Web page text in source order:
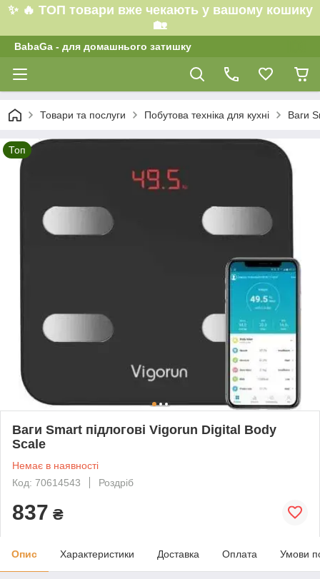
✨ 🔥 ТОП товари вже чекають у вашому кошику
🏡
BabaGa - для домашнього затишку
Товари та послуги Побутова техніка для кухні Ваги
Топ
Ваги Smart підлогові Vigorun Digital Body
Scale
Немає в наявності
Код: 70614543
Роздріб
837 ₴
Опис Характеристики Доставка Оплата Умови